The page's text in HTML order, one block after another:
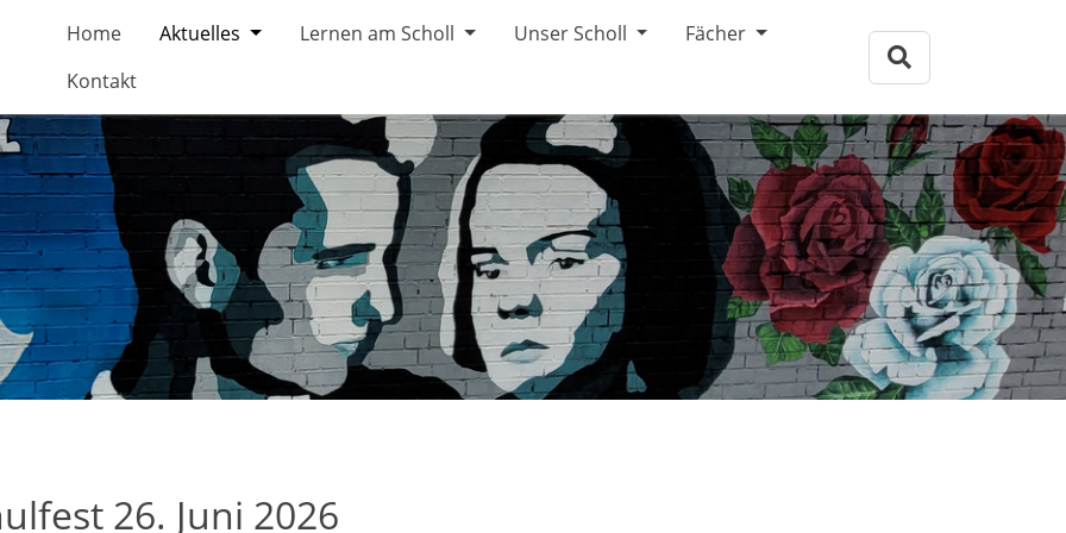
Home Aktuelles Lernen am Scholl Unser Scholl
Fächer
Kontakt
26. Juni 2026
Geschwister Scholl Gymnasium
Aktuelles
Lernen am Scholl
Unser Scholl
Fächer
Kontakt